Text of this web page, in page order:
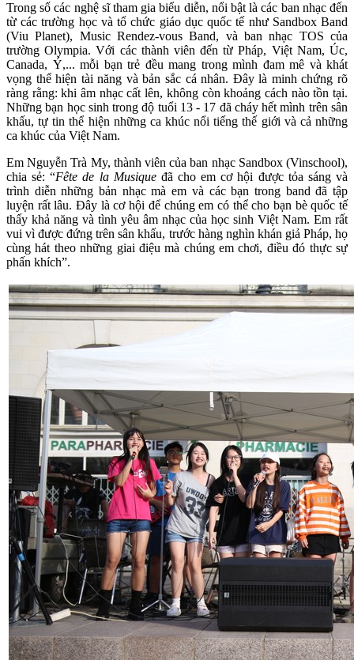
Trong số các nghệ sĩ tham gia biểu diễn, nổi bật là các ban nhạc đến
từ các trường học và tổ chức giáo dục quốc tế như Sandbox Band
(Viu Planet), Music Rendez-vous Band, và ban nhạc TOS của
trường Olympia. Với các thành viên đến từ Pháp, Việt Nam, Úc,
Canada, Ý,... mỗi bạn trẻ đều mang trong mình đam mê và khát
vọng thể hiện tài năng và bản sắc cá nhân. Đây là minh chứng rõ
ràng rằng: khi âm nhạc cất lên, không còn khoảng cách nào tồn tại.
Những bạn học sinh trong độ tuổi 13 - 17 đã cháy hết mình trên sân
khấu, tự tin thể hiện những ca khúc nổi tiếng thế giới và cả những
ca khúc của Việt Nam.
Em Nguyễn Trà My, thành viên của ban nhạc Sandbox (Vinschool),
chia sẻ: “Fête de la Musiqueđã cho em cơ hội được tỏa sáng và
trình diễn những bản nhạc mà em và các bạn trong band đã tập
luyện rất lâu. Đây là cơ hội để chúng em có thể cho bạn bè quốc tế
thấy khả năng và tình yêu âm nhạc của học sinh Việt Nam. Em rất
vui vì được đứng trên sân khấu, trước hàng nghìn khán giả Pháp, họ
cùng hát theo những giai điệu mà chúng em chơi, điều đó thực sự
phấn khích”.